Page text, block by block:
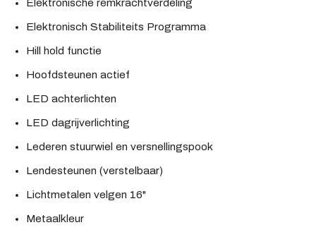
Elektronische remkrachtverdeling
Elektronisch Stabiliteits Programma
Hill hold functie
Hoofdsteunen actief
LED achterlichten
LED dagrijverlichting
Lederen stuurwiel en versnellingspook
Lendesteunen (verstelbaar)
Lichtmetalen velgen 16"
Metaalkleur